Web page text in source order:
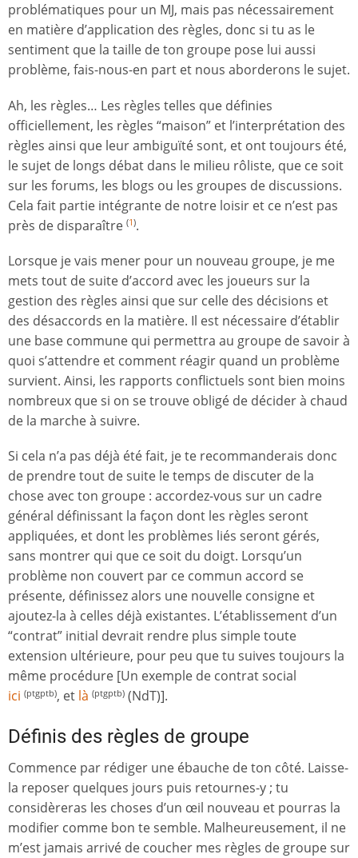
problématiques pour un MJ, mais pas nécessairement
en matière d’application des règles, donc si tu as le
sentiment que la taille de ton groupe pose lui aussi
problème, fais-nous-en part et nous aborderons le sujet.
Ah, les règles… Les règles telles que définies
officiellement, les règles “maison” et l’interprétation des
règles ainsi que leur ambiguïté sont, et ont toujours été,
le sujet de longs débat dans le milieu rôliste, que ce soit
sur les forums, les blogs ou les groupes de discussions.
Cela fait partie intégrante de notre loisir et ce n’est pas
près de disparaître (1).
Lorsque je vais mener pour un nouveau groupe, je me
mets tout de suite d’accord avec les joueurs sur la
gestion des règles ainsi que sur celle des décisions et
des désaccords en la matière. Il est nécessaire d’établir
une base commune qui permettra au groupe de savoir à
quoi s’attendre et comment réagir quand un problème
survient. Ainsi, les rapports conflictuels sont bien moins
nombreux que si on se trouve obligé de décider à chaud
de la marche à suivre.
Si cela n’a pas déjà été fait, je te recommanderais donc
de prendre tout de suite le temps de discuter de la
chose avec ton groupe : accordez-vous sur un cadre
général définissant la façon dont les règles seront
appliquées, et dont les problèmes liés seront gérés,
sans montrer qui que ce soit du doigt. Lorsqu’un
problème non couvert par ce commun accord se
présente, définissez alors une nouvelle consigne et
ajoutez-la à celles déjà existantes. L’établissement d’un
“contrat” initial devrait rendre plus simple toute
extension ultérieure, pour peu que tu suives toujours la
même procédure [Un exemple de contrat social
ici (ptgptb), et là (ptgptb) (NdT)].
Définis des règles de groupe
Commence par rédiger une ébauche de ton côté. Laisse-
la reposer quelques jours puis retournes-y ; tu
considèreras les choses d’un œil nouveau et pourras la
modifier comme bon te semble. Malheureusement, il ne
m’est jamais arrivé de coucher mes règles de groupe sur